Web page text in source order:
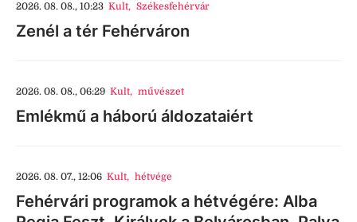
2026. 08. 08., 10:23 Kult, Székesfehérvár
Zenél a tér Fehérváron
2026. 08. 08., 06:29 Kult, művészet
Emlékmű a háború áldozataiért
2026. 08. 07., 12:06 Kult, hétvége
Fehérvári programok a hétvégére: Alba